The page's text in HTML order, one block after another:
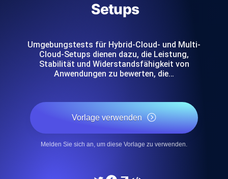
Setups
Umgebungstests für Hybrid-Cloud- und Multi-
Cloud-Setups dienen dazu, die Leistung,
Stabilität und Widerstandsfähigkeit von
Anwendungen zu bewerten, die…
Vorlage verwenden
Melden Sie sich an, um diese Vorlage zu verwenden.